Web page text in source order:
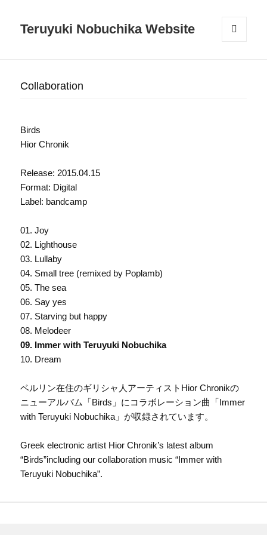
Teruyuki Nobuchika Website
Collaboration
Birds
Hior Chronik
Release: 2015.04.15
Format: Digital
Label: bandcamp
01. Joy
02. Lighthouse
03. Lullaby
04. Small tree (remixed by Poplamb)
05. The sea
06. Say yes
07. Starving but happy
08. Melodeer
09. Immer with Teruyuki Nobuchika
10. Dream
ベルリン在住のギリシャ人アーティストHior Chronikの
ニューアルバム「Birds」にコラボレーション曲「Immer
with Teruyuki Nobuchika」が収録されています。
Greek electronic artist Hior Chronik’s latest album
“Birds”including our collaboration music “Immer with
Teruyuki Nobuchika”.